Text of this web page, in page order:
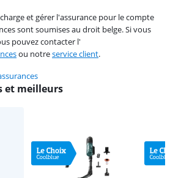
et gérer l'assurance pour le compte
sont soumises au droit belge. Si vous
pouvez contacter l'
ou notreservice client.
et meilleurs